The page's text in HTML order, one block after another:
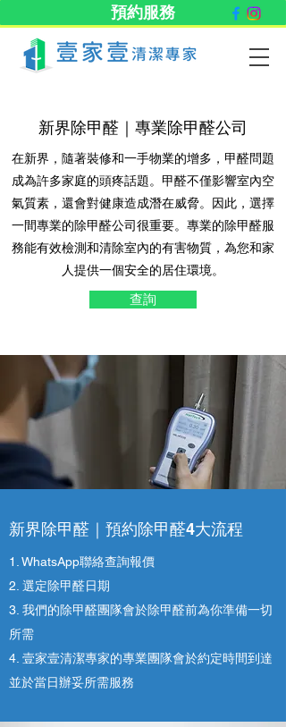
預約服務
新界除甲醛｜專業除甲醛公司
在新界，隨著裝修和一手物業的增多，甲醛問題
成為許多家庭的頭疼話題。甲醛不僅影響室內空
氣質素，還會對健康造成潛在威脅。因此，選擇
一間專業的除甲醛公司很重要。專業的除甲醛服
務能有效檢測和清除室內的有害物質，為您和家
人提供一個安全的居住環境。
查詢
新界除甲醛｜預約除甲醛4大流程
1. WhatsApp聯絡查詢報價
2. 選定除甲醛日期
3. 我們的除甲醛團隊會於除甲醛前為你準備一切
所需
4. ​壹家壹清潔專家的專業團隊會於約定時間到達
並於當日辦妥所需服務